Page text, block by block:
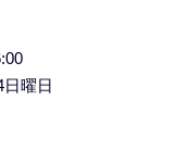
日曜日